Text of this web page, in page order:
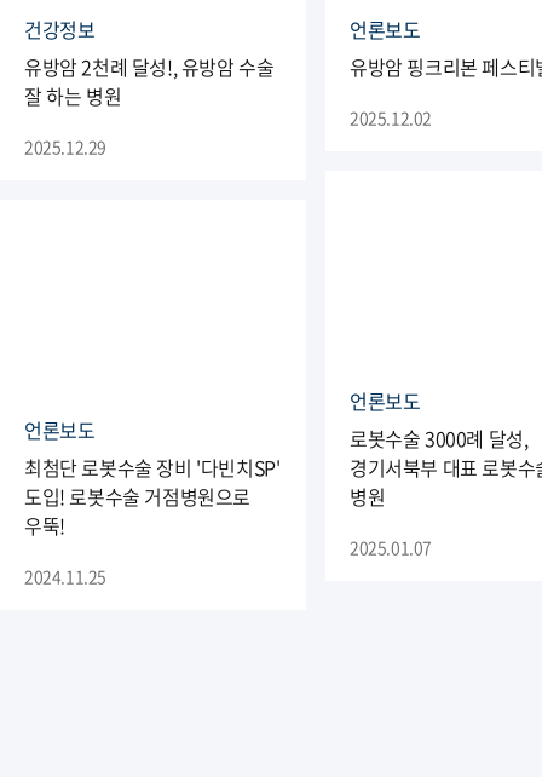
건강정보
유방암 2천례 달성!, 유방암 수술
잘 하는 병원
2025.12.29
언론보도
유방암 핑크리본 페스티
2025.12.02
언론보도
로봇수술 3000례 달성,
경기서북부 대표 로봇수
병원
2025.01.07
언론보도
최첨단 로봇수술 장비 '다빈치SP'
도입! 로봇수술 거점병원으로
우뚝!
2024.11.25